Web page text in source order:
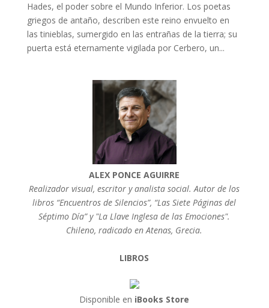
Hades, el poder sobre el Mundo Inferior. Los poetas
griegos de antaño, describen este reino envuelto en
las tinieblas, sumergido en las entrañas de la tierra; su
puerta está eternamente vigilada por Cerbero, un...
ALEX PONCE AGUIRRE
Realizador visual, escritor y analista social. Autor de los
libros “Encuentros de Silencios”, “Las Siete Páginas del
Séptimo Día” y "La Llave Inglesa de las Emociones".
Chileno, radicado en Atenas, Grecia.
LIBROS
Disponible en iBooks Store